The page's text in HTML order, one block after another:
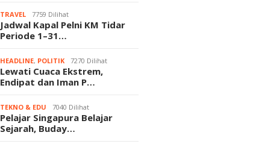
TRAVEL 7759 Dilihat
Jadwal Kapal Pelni KM Tidar
Periode 1–31…
HEADLINE, POLITIK 7270 Dilihat
Lewati Cuaca Ekstrem,
Endipat dan Iman P…
TEKNO & EDU 7040 Dilihat
Pelajar Singapura Belajar
Sejarah, Buday…